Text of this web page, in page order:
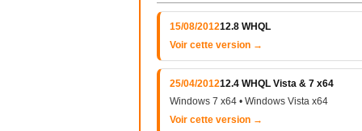
15/08/201212.8 WHQL
Voir cette version →
25/04/201212.4 WHQL Vista & 7 x64
Windows 7 x64 • Windows Vista x64
Voir cette version →